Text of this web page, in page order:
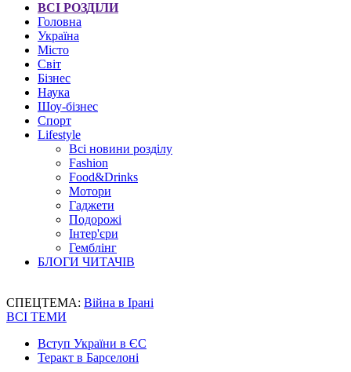
ВСІ РОЗДІЛИ
Головна
Україна
Місто
Світ
Бізнес
Наука
Шоу-бізнес
Спорт
Lifestyle
Всі новини розділу
Fashion
Food&Drinks
Мотори
Гаджети
Подорожі
Інтер'єри
Гемблінг
БЛОГИ ЧИТАЧІВ
СПЕЦТЕМА: Війна в Ірані
ВСІ ТЕМИ
Вступ України в ЄС
Теракт в Барселоні